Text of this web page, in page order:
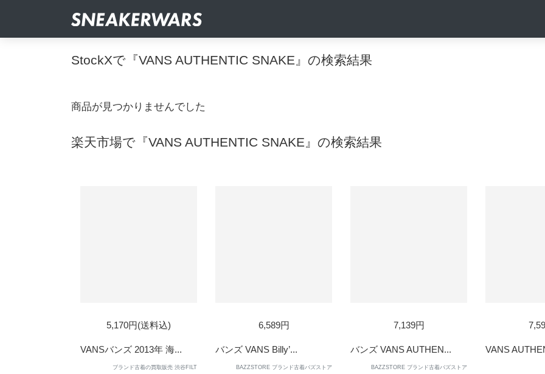
StockXで『VANS AUTHENTIC SNAKE』の検索結果
商品が見つかりませんでした
楽天市場で『VANS AUTHENTIC SNAKE』の検索結果
SOLD
OUT
5,170円(送料込)
VANSバンズ 2013年 海...
ブランド古着の買取販売 渋谷FILT
SOLD
OUT
6,589円
バンズ VANS Billy’...
BAZZSTORE ブランド古着バズストア
7,139円
バンズ VANS AUTHEN...
BAZZSTORE ブランド古着バズストア
OUT
VANS